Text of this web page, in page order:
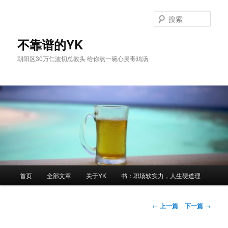
不靠谱的YK
朝阳区30万仁波切总教头 给你熬一碗心灵毒鸡汤
索
首页 全部文章 关于YK 书：职场软实力，人生硬道理
文← 上一篇 下一篇 →